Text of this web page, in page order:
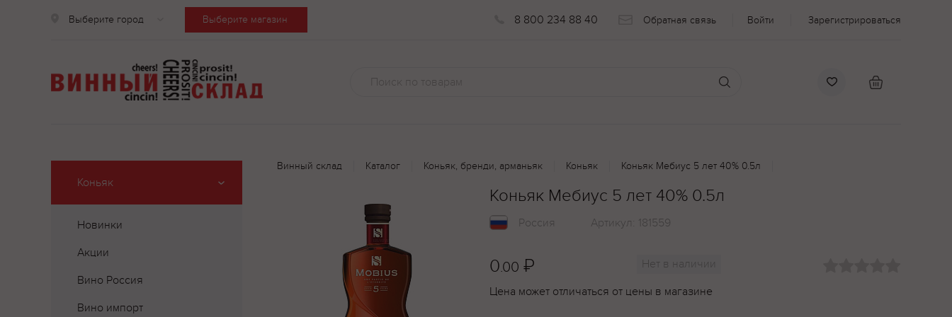
Выберите город Выберите магазин 8 800 234 88 40 Обратная связь Войти Зарегистрироваться
Коньяк
Новинки
Акции
Вино Россия
Вино импорт
Винный склад Каталог Коньяк, бренди, арманьяк Коньяк Коньяк Мебиус 5 лет 40% 0.5л
Коньяк Мебиус 5 лет 40% 0.5л
Россия Артикул: 181559
0.00 ₽
Нет в наличии
Цена может отличаться от цены в магазине